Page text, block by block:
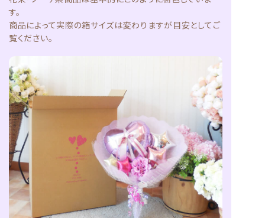
す。
商品によって実際の箱サイズは変わりますが目安としてご
覧ください。